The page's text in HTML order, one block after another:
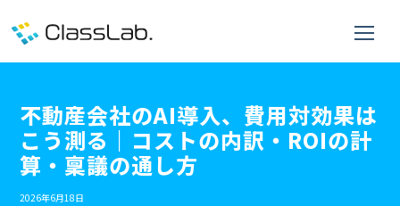
不動産会社のAI導入、費用対効果は
こう測る｜コストの内訳・ROIの計
算・稟議の通し方
2026年6月18日